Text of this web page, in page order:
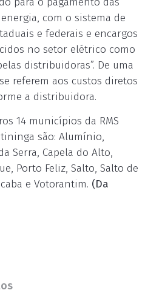
com o sistema de
e federais e encargos
no setor elétrico como
distribuidoras”. De uma
referem aos custos diretos
a distribuidora.
14 municípios da RMS
são: Alumínio,
Serra, Capela do Alto,
Porto Feliz, Salto, Salto de
e Votorantim. (Da